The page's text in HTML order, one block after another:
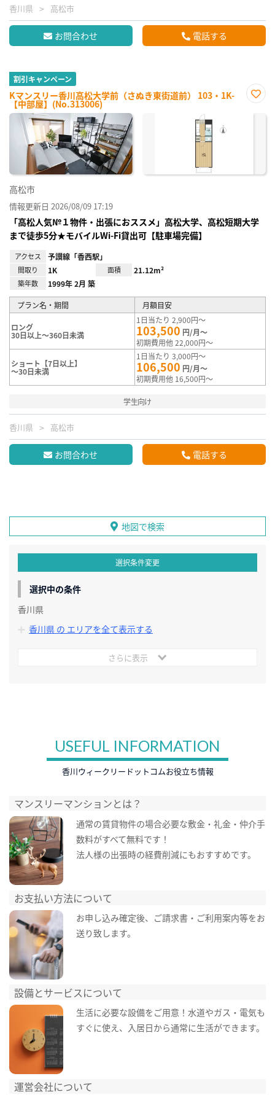
香川県 高松市
お問合わせ 電話する
割引キャンペーン
Kマンスリー香川高松大学前（さぬき東街道前） 103・1K-
【中部屋】(No.313006)
に入
高松市
情報更新日 2026/08/09 17:19
「高松人気№１物件・出張におススメ」高松大学、高松短期大学
まで徒歩5分★モバイルWi-Fi貸出可【駐車場完備】
アクセス 予讃線「香西駅」
間取り 1K 面積 21.12m²
築年数 1999年 2月 築
プラン名・期間 月額目安
ロング
30日以上～360日未満
1日当たり 2,900円～
103,500 円/月～
初期費用他 22,000円～
ショート【7日以上】
～30日未満
1日当たり 3,000円～
106,500 円/月～
初期費用他 16,500円～
学生向け
香川県 高松市
お問合わせ 電話する
地図で検索
選択条件変更
選択中の条件
香川県
香川県 の エリアを全て表示する
さらに表示
USEFUL INFORMATION
香川ウィークリードットコムお役立ち情報
マンスリーマンションとは？
通常の賃貸物件の場合必要な敷金・礼金・仲介手
数料がすべて無料です！
法人様の出張時の経費削減にもおすすめです。
お支払い方法について
お申し込み確定後、ご請求書・ご利用案内等をお
送り致します。
設備とサービスについて
生活に必要な設備をご用意！水道やガス・電気も
すぐに使え、入居日から通常に生活ができます。
運営会社について